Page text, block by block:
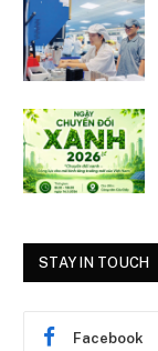
STAY IN TOUCH
Facebook